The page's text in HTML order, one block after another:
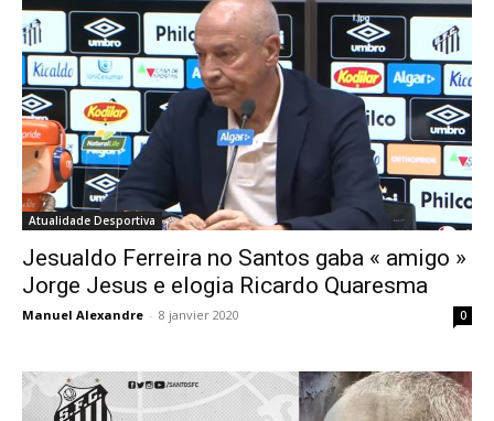
Atualidade Desportiva
Jesualdo Ferreira no Santos gaba « amigo »
Jorge Jesus e elogia Ricardo Quaresma
Manuel Alexandre - 8 janvier 2020 0